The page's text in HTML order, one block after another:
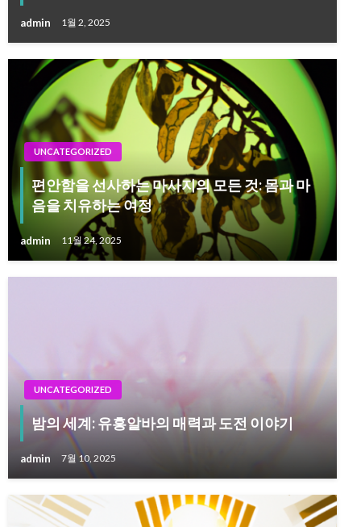
admin 1월 2, 2025
UNCATEGORIZED
편안함을 선사하는 마사지의 모든 것: 몸과 마
음을 치유하는 여정
admin 11월 24, 2025
UNCATEGORIZED
밤의 세계: 유흥알바의 매력과 도전 이야기
admin 7월 10, 2025